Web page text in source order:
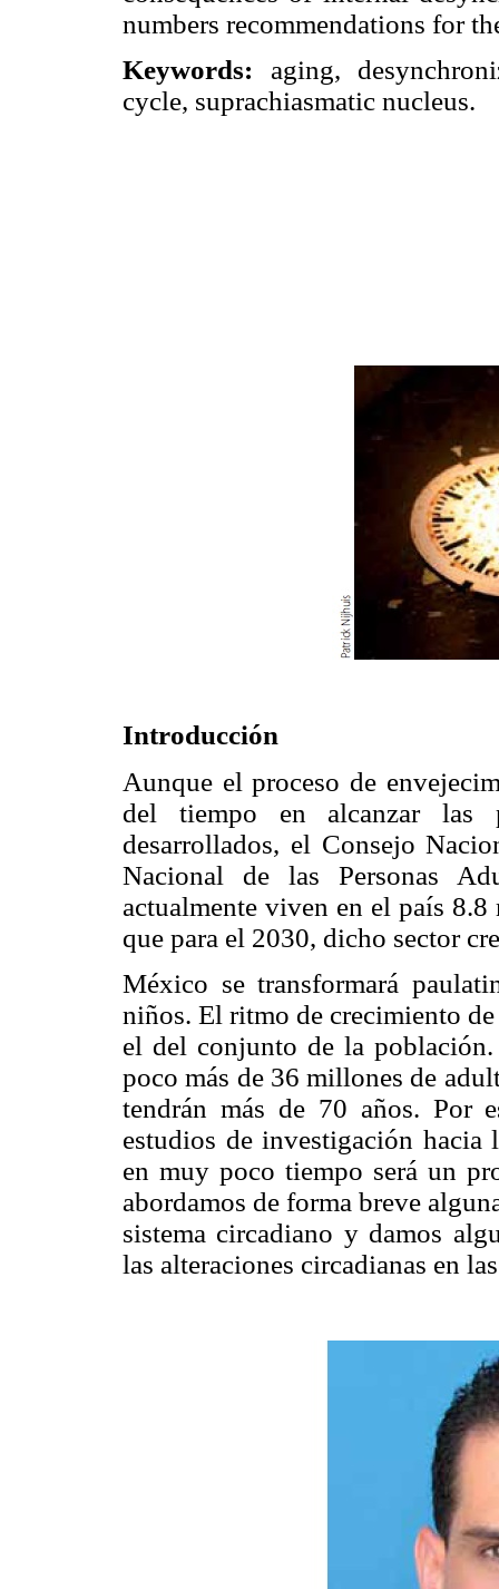
numbers recommendations for
Keywords: aging,
cycle, suprachiasmatic nucleus.
Introducción
Aunque el proceso de
del tiempo en alcanzar las
desarrollados, el Consejo
Nacional de las Personas
actualmente viven en el país
que para el 2030, dicho sector
México se transformará
niños. El ritmo de crecimiento
el del conjunto de la población.
poco más de 36 millones de
tendrán más de 70 años. Por
estudios de investigación
en muy poco tiempo será un
abordamos de forma breve
sistema circadiano y damos
las alteraciones circadianas en